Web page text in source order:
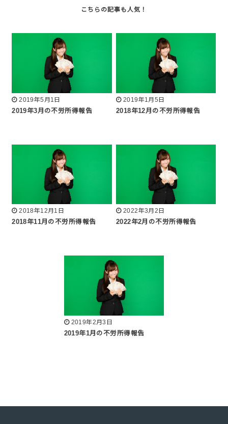
2019年5月1日
2019年3月の不労所得報告
2019年1月5日
2018年12月の不労所得報告
2018年12月1日
2018年11月の不労所得報告
2022年3月2日
2022年2月の不労所得報告
2019年2月3日
2019年1月の不労所得報告